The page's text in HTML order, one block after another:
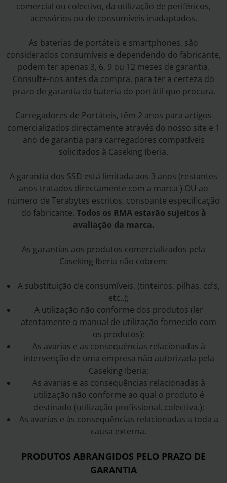
comercial ou colectivo, da utilização de periféricos,
acessórios ou de consumíveis inadaptados.
As baterias de portáteis e smartphones, são
considerados consumíveis e dependendo do fabricante,
podem ter apenas 3, 6, 9 ou 12 meses de garantia.
Consulte-nos antes da compra, para ter a certeza do
prazo de garantia da bateria do portátil que procura.
Carregadores de Portáteis, têm 2 anos para artigos
comercializados directamente através do nosso site e 1
ano de garantia para carregadores compatíveis
solicitados à Caseking Iberia.
A garantia dos SSD está limitada aos 3 anos (restantes
anos tratados directamente com a marca ) OU ao
número de Terabytes escritos, consoante especificação
do fabricante. Todos os RMA estarão sujeitos à
avaliação da marca.
As garantias aos produtos comercializados pela
Caseking Iberia não cobrem:
A substituição de consumíveis, (tinteiros, pilhas, cd’s,
etc..);
A utilização não conforme dos produtos (ler
atentamente o manual de utilização fornecido com
os produtos);
As avarias e as consequências relacionadas à
intervenção de uma empresa não autorizada pela
Caseking Iberia;
As avarias e as consequências relacionadas à
utilização não conforme ao qual o produto é
destinado (utilização profissional, colectiva.);
As avarias e ás consequências relacionadas a toda a
causa externa.
PRODUTOS ABRANGIDOS PELO PRAZO DE
GARANTIA